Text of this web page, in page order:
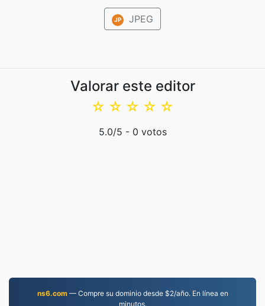
JP JPEG
Valorar este editor
☆
☆
☆
☆
☆
5.0/5 - 0 votos
ns6.com— Compre su dominio desde $2/año. En línea en
minutos.